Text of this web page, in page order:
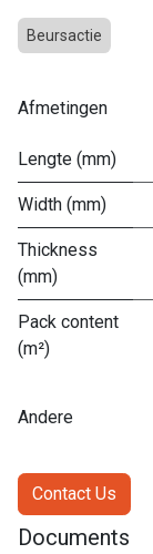
Beursactie
Afmetingen
Lengte (mm)
Width (mm)
Thickness
(mm)
Pack content
(m²)
Andere
Contact Us
Documents